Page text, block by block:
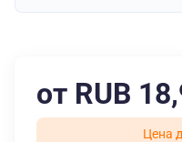
от RUB
Цена